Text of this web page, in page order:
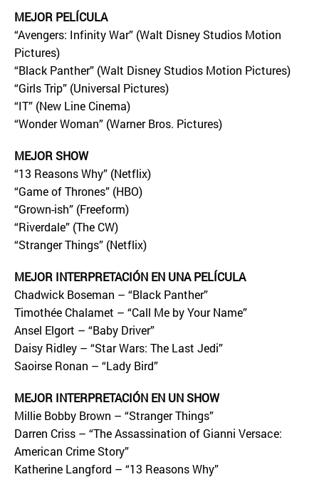
MEJOR PELÍCULA
“Avengers: Infinity War” (Walt Disney Studios Motion
Pictures)
“Black Panther” (Walt Disney Studios Motion Pictures)
“Girls Trip” (Universal Pictures)
“IT” (New Line Cinema)
“Wonder Woman” (Warner Bros. Pictures)
MEJOR SHOW
“13 Reasons Why” (Netflix)
“Game of Thrones” (HBO)
“Grown-ish” (Freeform)
“Riverdale” (The CW)
“Stranger Things” (Netflix)
MEJOR INTERPRETACIÓN EN UNA PELÍCULA
Chadwick Boseman – “Black Panther”
Timothée Chalamet – “Call Me by Your Name”
Ansel Elgort – “Baby Driver”
Daisy Ridley – “Star Wars: The Last Jedi”
Saoirse Ronan – “Lady Bird”
MEJOR INTERPRETACIÓN EN UN SHOW
Millie Bobby Brown – “Stranger Things”
Darren Criss – “The Assassination of Gianni Versace:
American Crime Story”
Katherine Langford – “13 Reasons Why”